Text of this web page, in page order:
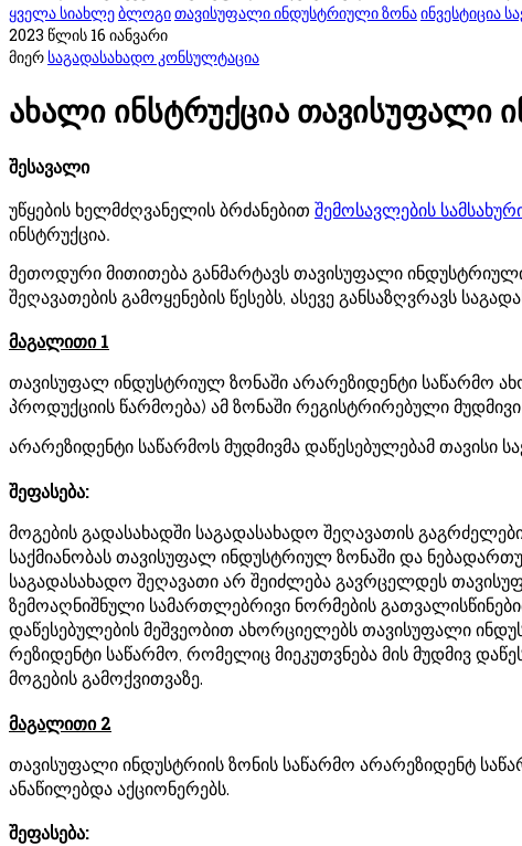
ყველა სიახლებლოგითავისუფალი ინდუსტრიული ზონაინვესტიცია
2023 წლის 16 იანვარი
მიერსაგადასახადო კონსულტაცია
ახალი ინსტრუქცია თავისუფალი
შესავალი
უწყების ხელმძღვანელის ბრძანებით შემოსავლების
ინსტრუქცია.
მეთოდური მითითება განმარტავს თავისუფალი
შეღავათების გამოყენების წესებს, ასევე განსაზღვრავს
მაგალითი 1
თავისუფალ ინდუსტრიულ ზონაში არარეზიდენტი საწარმო
პროდუქციის წარმოება) ამ ზონაში რეგისტრირებული
არარეზიდენტი საწარმოს მუდმივმა დაწესებულებამ თავისი
შეფასება:
მოგების გადასახადში საგადასახადო შეღავათის
საქმიანობას თავისუფალ ინდუსტრიულ ზონაში და
საგადასახადო შეღავათი არ შეიძლება გავრცელდეს
ზემოაღნიშნული სამართლებრივი ნორმების
დაწესებულების მეშვეობით ახორციელებს თავისუფალი
რეზიდენტი საწარმო, რომელიც მიეკუთვნება მის მუდმივ
მოგების გამოქვითვაზე.
მაგალითი 2
თავისუფალი ინდუსტრიის ზონის საწარმო არარეზიდენტ
ანაწილებდა აქციონერებს.
შეფასება: